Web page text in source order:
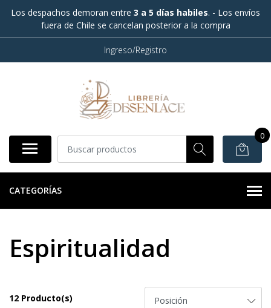
Los despachos demoran entre 3 a 5 días habiles. - Los envíos
fuera de Chile se cancelan posterior a la compra
Ingreso/Registro
0
CATEGORÍAS
Espiritualidad
12 Producto(s)